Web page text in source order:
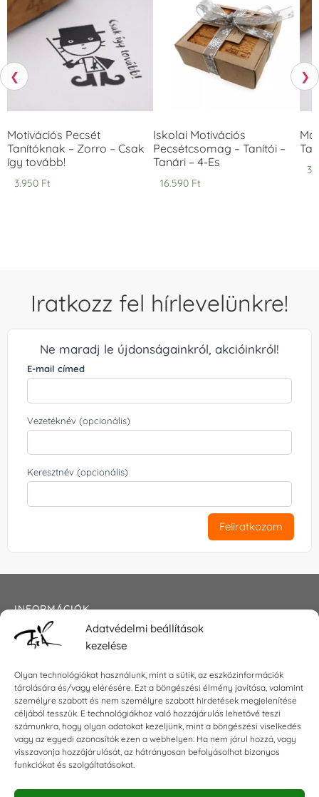
Adatvédelmi beállítások
kezelése
Olyan technológiákat használunk, mint a sütik, az eszközinformációk
tárolására és/vagy elérésére. Ezt a böngészési élmény javítása, valamint
személyre szabott és nem személyre szabott hirdetések megjelenítése
céljából tesszük. E technológiákhoz való hozzájárulás lehetővé teszi
számunkra, hogy olyan adatokat kezeljünk, mint a böngészési viselkedés
vagy az egyedi azonosítók ezen a webhelyen. Ha nem járul hozzá, vagy
visszavonja hozzájárulását, az hátrányosan befolyásolhat bizonyos
funkciókat és szolgáltatásokat.
❮
Motivációs Pecsét
Tanítóknak – Zorro – Csak
így tovább!
3.950 Ft
Iskolai Motivációs
Pecsétcsomag – Tanítói –
Tanári – 4-Es
16.590 Ft
❯
Iratkozz fel hírlevelünkre!
Ne maradj le újdonságainkról, akcióinkról!
E-mail címed
Vezetéknév (opcionális)
Keresztnév (opcionális)
Feliratkozom
INFORMÁCIÓK
Általános szerződési feltételek
Impresszum
KAPCSOLAT
E-mail:shop@torokszilvi.com
Telefon: +36 30 6767872